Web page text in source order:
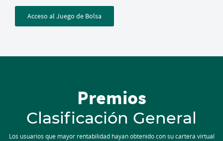
Acceso al Juego de Bolsa
Premios
Clasificación General
Los usuarios que mayor rentabilidad hayan obtenido con su cartera virtual